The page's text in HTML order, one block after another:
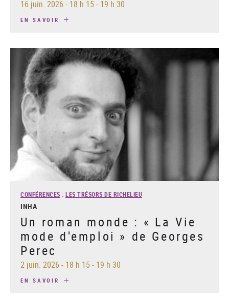
16 juin. 2026 - 18 h 15 - 19 h 30
EN SAVOIR
CONFÉRENCES : LES TRÉSORS DE RICHELIEU
INHA
Un roman monde : « La Vie
mode d'emploi » de Georges
Perec
2 juin. 2026 - 18 h 15 - 19 h 30
EN SAVOIR